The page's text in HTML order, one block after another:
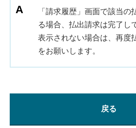
「請求履歴」画面で該当
る場合、払出請求は完了し
表示されない場合は、再度
をお願いします。
戻る